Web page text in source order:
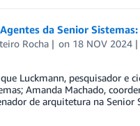
da Senior
Rocha on 18 NOV 2024
Luckmann, pesquisador e
Amanda Machado,
de arquitetura na